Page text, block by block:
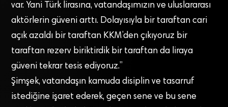
var. Yani Türk lirasına, vatandaşımızın ve uluslararası
aktörlerin güveni arttı. Dolayısıyla bir taraftan cari
açık azaldı bir taraftan KKM’den çıkıyoruz bir
taraftan rezerv biriktirdik bir taraftan da liraya
güveni tekrar tesis ediyoruz.”
Şimşek, vatandaşın kamuda disiplin ve tasarruf
istediğine işaret ederek, geçen sene ve bu sene